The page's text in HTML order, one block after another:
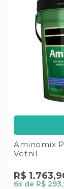
Aminomix
Vetnil
R$ 1.763,
6x de R$